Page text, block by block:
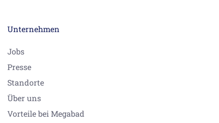
Unternehmen
Jobs
Presse
Standorte
Über uns
Vorteile bei Megabad